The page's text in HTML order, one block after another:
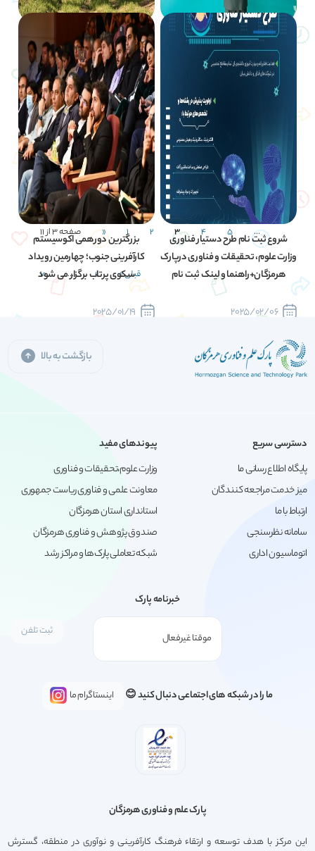
مدیرعامل جامُش، جوان برتر هرمزگان
در حوزه محیط زیست و توسعه پایدار
خرمای پیارم هرمزگان؛ طلای سیاه با
پتانسیل صادراتی به بازارهای جهانی
2025/02/06
شروع ثبت نام طرح دستیار فناوری
وزارت علوم، تحقیقات و فناوری درپارک
هرمزگان+راهنما و لینک ثبت نام
2025/02/06
بزرگترین دورهمی اکوسیستم
کارآفرینی جنوب؛ چهارمین رویداد
سکوی پرتاب برگزار می شود
2025/01/19
صفحه 3 از 11 « 1 2 3 4 5 ...
10 ... » قبلی »
بازگشت به بالا
دسترسی سریع
پایگاه اطلاع رسانی ما
میز خدمت مراجعه کنندگان
ارتباط با ما
سامانه نظرسنجی
اتوماسیون اداری
پیوندهای مفید
وزارت علوم،تحقیقات و فناوری
معاونت علمی و فناوری ریاست جمهوری
استانداری استان هرمزگان
صندوق پژوهش و فناوری هرمزگان
شبکه تعاملی پارک‌ها و مراکز رشد
خبرنامه پارک
ما را در شبکه های اجتماعی دنبال کنید 😊 اینستاگرام ما
پارک علم و فناوری هرمزگان
این مرکز با هدف توسعه و ارتقاء فرهنگ کارآفرینی و نوآوری در منطقه، گسترش